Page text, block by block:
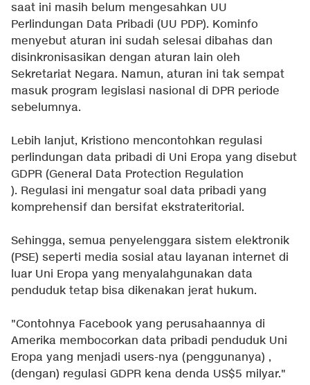
saat ini masih belum mengesahkan UU
Perlindungan Data Pribadi (UU PDP). Kominfo
menyebut aturan ini sudah selesai dibahas dan
disinkronisasikan dengan aturan lain oleh
Sekretariat Negara. Namun, aturan ini tak sempat
masuk program legislasi nasional di DPR periode
sebelumnya.
Lebih lanjut, Kristiono mencontohkan regulasi
perlindungan data pribadi di Uni Eropa yang disebut
GDPR (General Data Protection Regulation
). Regulasi ini mengatur soal data pribadi yang
komprehensif dan bersifat ekstrateritorial.
Sehingga, semua penyelenggara sistem elektronik
(PSE) seperti media sosial atau layanan internet di
luar Uni Eropa yang menyalahgunakan data
penduduk tetap bisa dikenakan jerat hukum.
"Contohnya Facebook yang perusahaannya di
Amerika membocorkan data pribadi penduduk Uni
Eropa yang menjadi users-nya (penggunanya) ,
(dengan) regulasi GDPR kena denda US$5 milyar."